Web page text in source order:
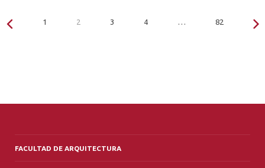
1 2 3 4 … 82
FACULTAD DE ARQUITECTURA